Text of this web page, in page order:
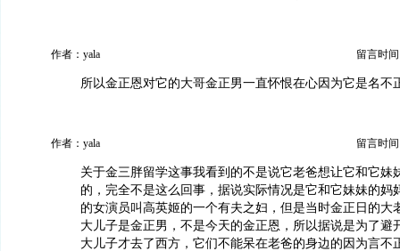
作者：yala 留言时间
所以金正恩对它的大哥金正男一直怀恨在心因为它是名不
作者：yala 留言时间
关于金三胖留学这事我看到的不是说它老爸想让它和它妹
的，完全不是这么回事，据说实际情况是它和它妹妹的妈
的女演员叫高英姬的一个有夫之妇，但是当时金正日的大
大儿子是金正男，不是今天的金正恩，所以据说是为了避
大儿子才去了西方，它们不能呆在老爸的身边的因为言不